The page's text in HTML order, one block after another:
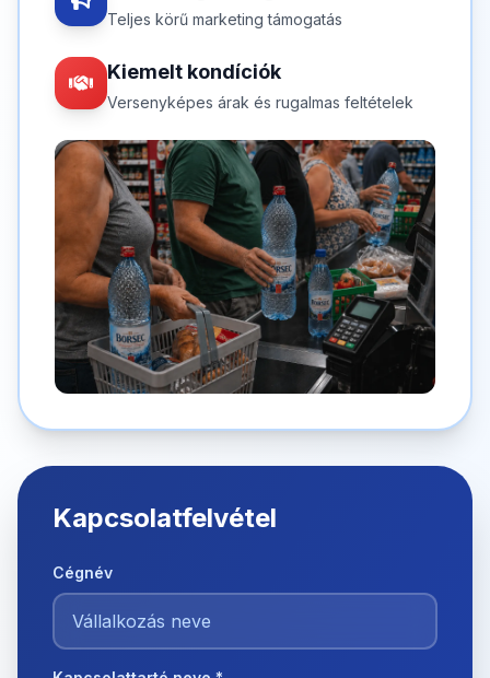
Teljes körű marketing támogatás
Kiemelt kondíciók
Versenyképes árak és rugalmas feltételek
Kapcsolatfelvétel
Cégnév